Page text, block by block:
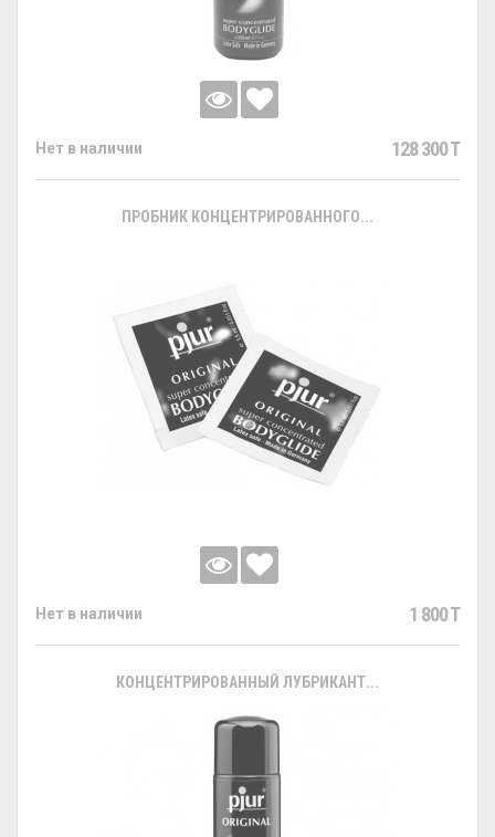
Нет в наличии 128 300 T
ПРОБНИК КОНЦЕНТРИРОВАННОГО...
Нет в наличии 1 800 T
КОНЦЕНТРИРОВАННЫЙ ЛУБРИКАНТ...